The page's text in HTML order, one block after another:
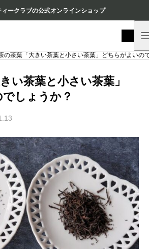
ークラブの公式オンラインショップ
の茶葉「大きい茶葉と小さい茶葉」どちらがよいの
い茶葉と小さい茶葉」
しょうか？